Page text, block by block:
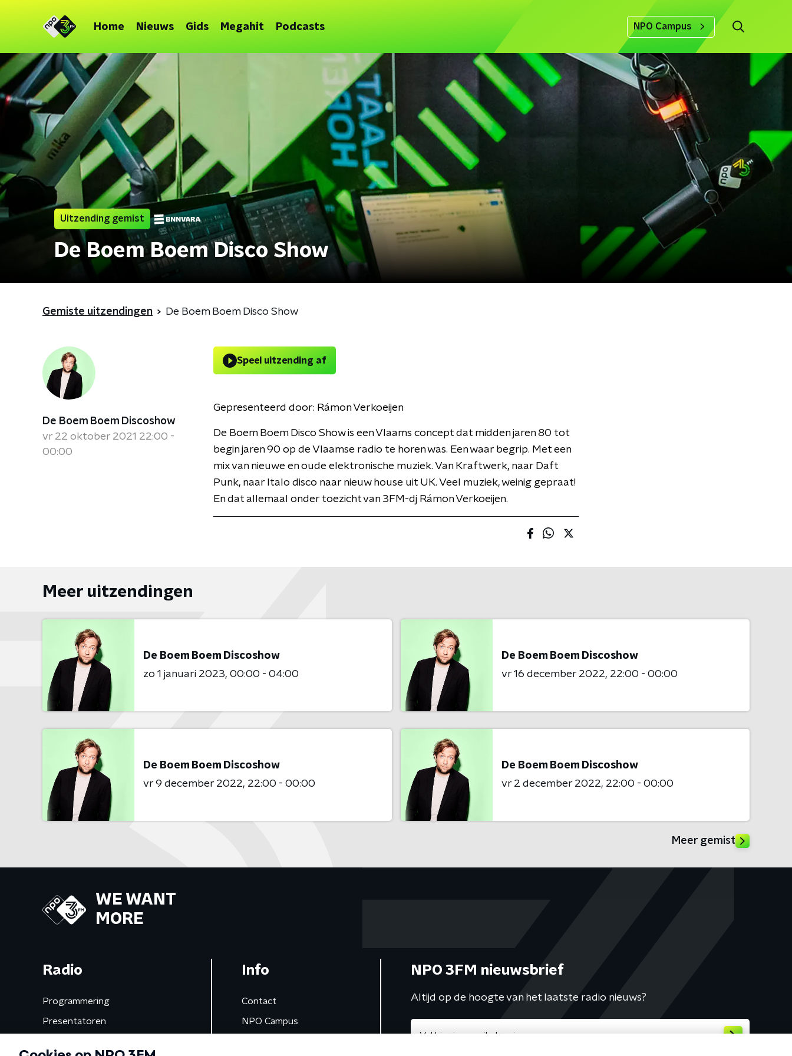
Home Nieuws Gids Megahit Podcasts NPO Campus
Uitzending gemist
De Boem Boem Disco Show
Gemiste uitzendingen De Boem Boem Disco Show
De Boem Boem Discoshow
vr 22 oktober 2021 22:00 -
00:00
Speel uitzending af
Gepresenteerd door: Rámon Verkoeijen
De Boem Boem Disco Show is een Vlaams concept dat midden jaren 80 tot
begin jaren 90 op de Vlaamse radio te horen was. Een waar begrip. Met een
mix van nieuwe en oude elektronische muziek. Van Kraftwerk, naar Daft
Punk, naar Italo disco naar nieuw house uit UK. Veel muziek, weinig gepraat!
En dat allemaal onder toezicht van 3FM-dj Rámon Verkoeijen.
Meer uitzendingen
De Boem Boem Discoshow
zo 1 januari 2023 00:00 - 04:00
De Boem Boem Discoshow
vr 16 december 2022 22:00 - 00:00
De Boem Boem Discoshow
vr 9 december 2022 22:00 - 00:00
De Boem Boem Discoshow
vr 2 december 2022 22:00 - 00:00
Meer gemist
WE WANT
MORE
Radio
Programmering
Presentatoren
Info
Contact
NPO Campus
NPO 3FM nieuwsbrief
Altijd op de hoogte van het laatste radio nieuws?